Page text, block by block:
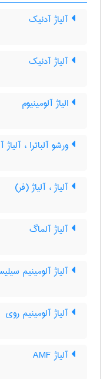
آلیاژ آدنیک
آلیاژ آدنیک
الیاژ آلومینیوم
ورشو آلباترا ، آلیاژ
آلیاژ ، آلیاژ (فر)
آلیاژ آلماگ
آلیاژ آلومینیم
آلیاژ آلومینیم روی
آلیاژ AMF